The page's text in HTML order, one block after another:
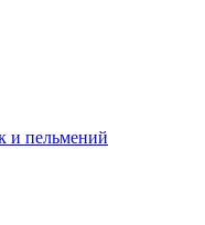
и пельмений